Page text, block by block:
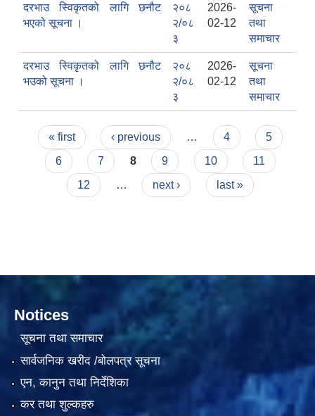
दरभाउ स्विकृतको लागि छनौट
भएको सूचना ।
२०८
२/०८
३
2026-
02-12
सूचना
तथा
समाचार
दरभाउ स्विकृतको लागि छनौट
भउको सूचना ।
२०८
२/०८
३
2026-
02-12
सूचना
तथा
समाचार
Pages
« first ‹ previous … 4
5
6
7 8 9 10
11
12
… next › last »
Notices
सूचना तथा समाचार
सार्वजनिक खरीद /बोलपत्र सूचना
एन, कानुन तथा निर्देशिका
कर तथा शुल्कहरु